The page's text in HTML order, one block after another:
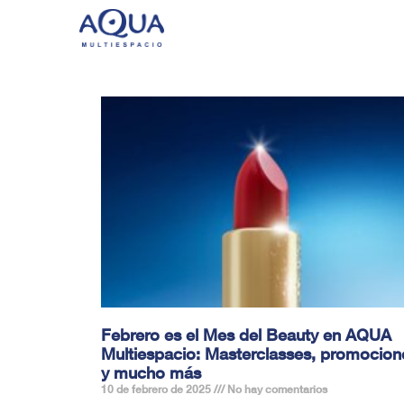
Febrero es el Mes del Beauty en AQUA
Multiespacio: Masterclasses,
y mucho más
10 de febrero de 2025 No hay comentarios